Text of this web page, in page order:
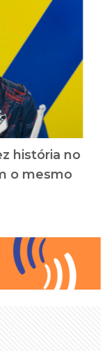
história no
o mesmo